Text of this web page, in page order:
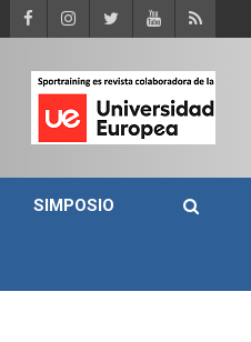
SIMPOSIO